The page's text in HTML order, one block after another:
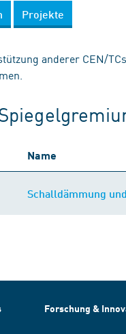
Projekte
anderer CEN/
Name
Schalldämmung
Forschung &